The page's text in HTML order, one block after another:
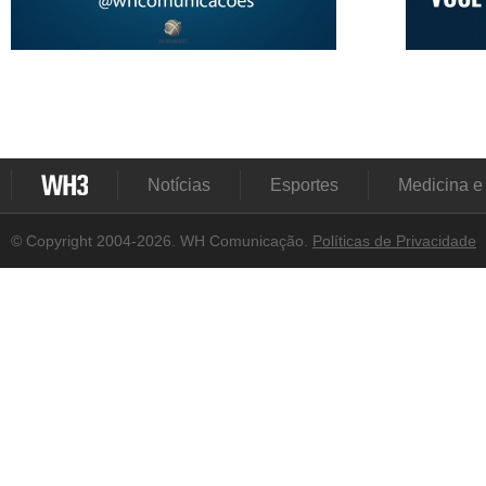
Notícias Esportes Medicina
© Copyright 2004-2026. WH Comunicação. Políticas de Privacidade